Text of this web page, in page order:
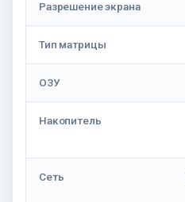
Разрешение экрана
Тип матрицы
ОЗУ
Накопитель
Сеть